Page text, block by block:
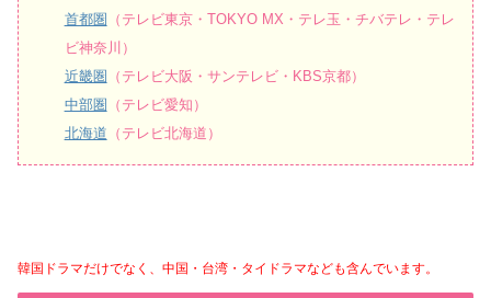
首都圏 （テレビ東京・TOKYO MX・テレ玉・チバテレ・テレ
ビ神奈川）
近畿圏 （テレビ大阪・サンテレビ・KBS京都）
中部圏 （テレビ愛知）
北海道 （テレビ北海道）
韓国ドラマだけでなく、中国・台湾・タイドラマなども含んでいます。